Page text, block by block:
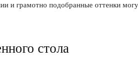
и грамотно подобранные оттенки
стола